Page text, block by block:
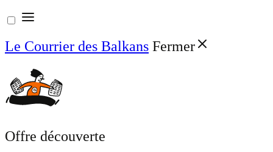
Aller
au
contenu
Le Courrier des Balkans Fermer
Offre découverte